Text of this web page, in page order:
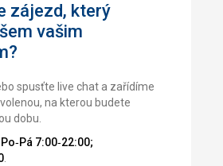
zájezd, který
vašim
spusťte live chat a zařídíme
na kterou budete
dobu.
Po‑Pá 7:00‑22:00;